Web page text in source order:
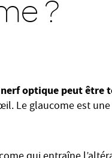
?
optique peut être
Le glaucome est